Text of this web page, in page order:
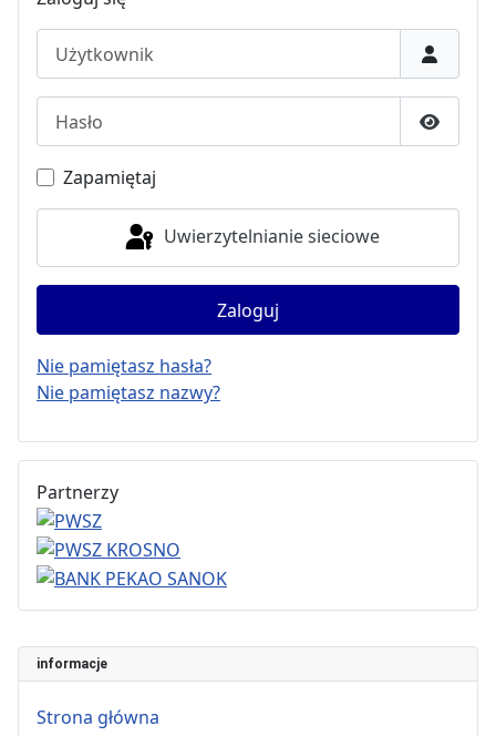
informacje
Strona główna
Pokaż
Zapamiętaj
Uwierzytelnianie sieciowe
Zaloguj
Nie pamiętasz hasła?
Nie pamiętasz nazwy?
Partnerzy